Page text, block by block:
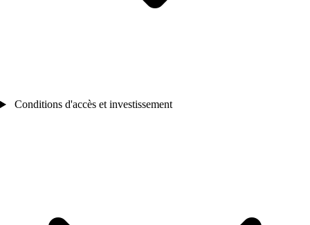
Conditions d'accès et investissement